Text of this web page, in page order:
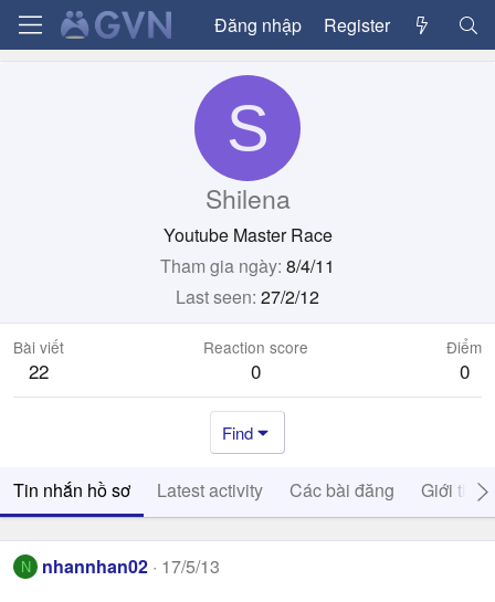
Đăng nhập Register
S
Shilena
Youtube Master Race
Tham gia ngày 8/4/11
Last seen 27/2/12
Bài viết
22
Reaction score
0
Điểm
0
Find
Tin nhắn hồ sơ Latest activity Các bài đăng Giới thiệu
N nhannhan02 17/5/13